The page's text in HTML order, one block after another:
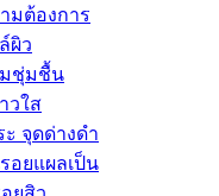
างมือ
ภัณฑ์อาบน้ำ
ณฑ์บำรุงผิว
ภัณฑ์กันแดด
ภัณฑ์ดูแลมือ
า
มต้องการ
ผิว
มชุ่มชื้น
วใส
ะ จุดด่างดำ
อยแผลเป็น